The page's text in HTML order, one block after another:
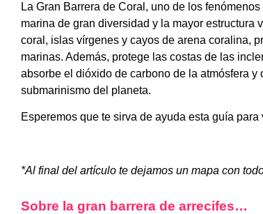
La Gran Barrera de Coral, uno de los
marina de gran diversidad y la mayor estructura
coral, islas vírgenes y cayos de arena coralina,
marinas. Además, protege las costas de las
absorbe el dióxido de carbono de la atmósfera
submarinismo del planeta.
Esperemos que te sirva de ayuda esta guía
*Al final del artículo te dejamos un mapa con
Sobre la gran barrera de arrecifes…